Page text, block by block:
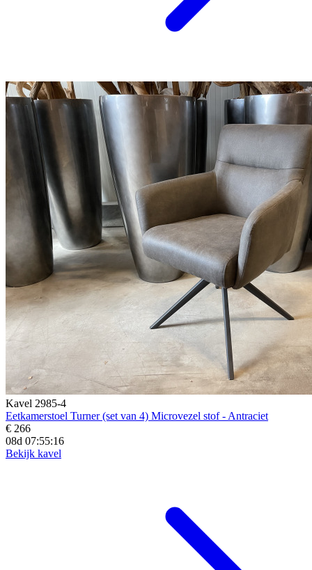
Kavel 2985-4
Eetkamerstoel Turner (set van 4) Microvezel stof - Antraciet
€ 266
08d 07:55:15
Bekijk kavel